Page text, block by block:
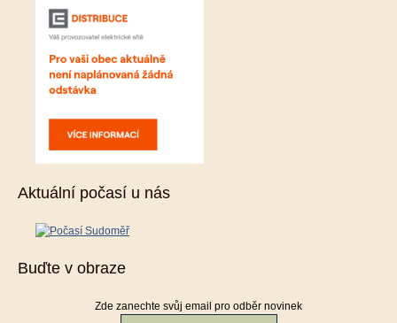
Aktuální počasí u nás
Buďte v obraze
Zde zanechte svůj email pro odběr novinek